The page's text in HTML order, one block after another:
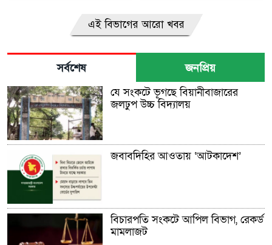
এই বিভাগের আরো খবর
সর্বশেষ জনপ্রিয়
যে সংকটে ভূগছে বিয়ানীবাজারের
জলঢুপ উচ্চ বিদ্যালয়
জবাবদিহির আওতায় ‘আটকাদেশ’
বিচারপতি সংকটে আপিল বিভাগ, রেকর্ড
মামলাজট